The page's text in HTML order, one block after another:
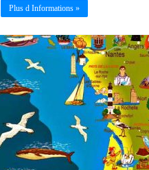
Plus d Informations »